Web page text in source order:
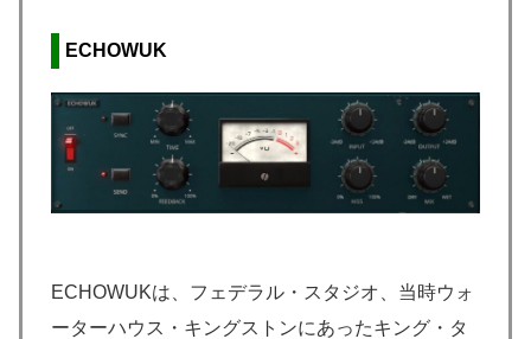
ECHOWUK
ECHOWUKは、フェデラル・スタジオ、当時ウォ
ーターハウス・キングストンにあったキング・タ